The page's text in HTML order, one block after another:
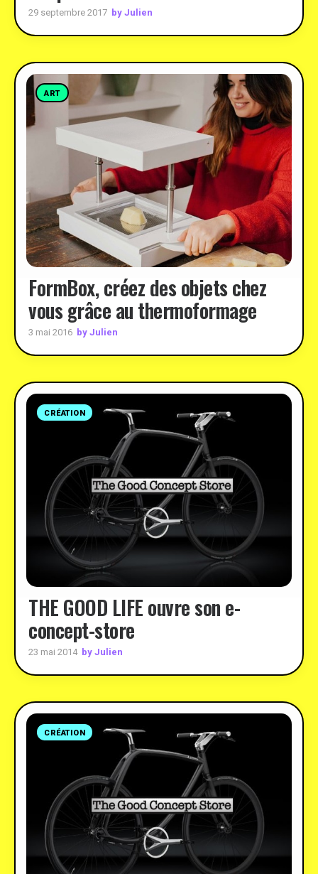
29 septembre 2017 by Julien
ART
FormBox, créez des objets chez
vous grâce au thermoformage
3 mai 2016 by Julien
CRÉATION
THE GOOD LIFE ouvre son e-
concept-store
23 mai 2014 by Julien
CRÉATION